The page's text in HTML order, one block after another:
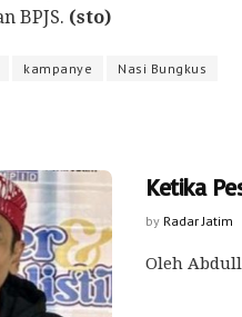
BPJS. (sto)
kampanye Nasi Bungkus
Ketika
by Radar Jatim
Oleh